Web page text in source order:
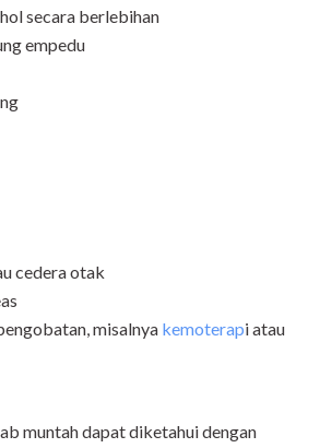
secara berlebihan
empedu
cedera otak
misalnya kemoterapi atau
muntah dapat diketahui dengan